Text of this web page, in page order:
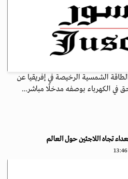
الشمسية الرخيصة في إفريقيا عن
في الكهرباء بوصفه مدخلًا مباشر...
تجاه اللاجئين حول العالم